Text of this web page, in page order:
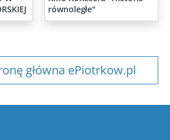
równoległe"
główna ePiotrkow.pl